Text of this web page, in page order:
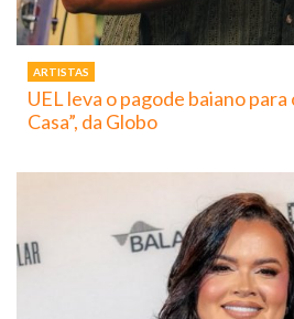
ARTISTAS
UEL leva o pagode baiano
Casa”, da Globo